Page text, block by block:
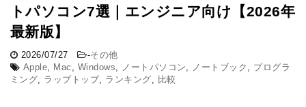
トパソコン7選｜エンジニア向け【2026年
最新版】
2026/07/27 -その他
Apple, Mac , Windows, ノートパソコン, ノートブック , プログラ
ミング, ラップトップ, ランキング, 比較